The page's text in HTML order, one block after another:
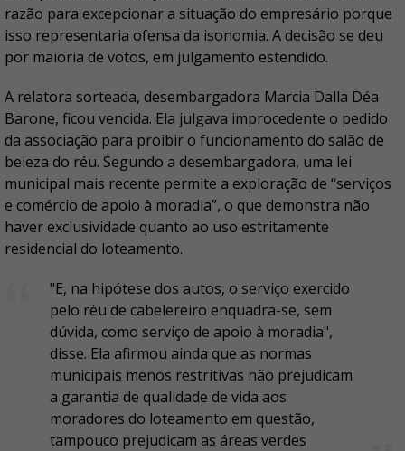
razão para excepcionar a situação do empresário porque
isso representaria ofensa da isonomia. A decisão se deu
por maioria de votos, em julgamento estendido.
A relatora sorteada, desembargadora Marcia Dalla Déa
Barone, ficou vencida. Ela julgava improcedente o pedido
da associação para proibir o funcionamento do salão de
beleza do réu. Segundo a desembargadora, uma lei
municipal mais recente permite a exploração de “serviços
e comércio de apoio à moradia”, o que demonstra não
haver exclusividade quanto ao uso estritamente
residencial do loteamento.
"E, na hipótese dos autos, o serviço exercido
pelo réu de cabelereiro enquadra-se, sem
dúvida, como serviço de apoio à moradia",
disse. Ela afirmou ainda que as normas
municipais menos restritivas não prejudicam
a garantia de qualidade de vida aos
moradores do loteamento em questão,
tampouco prejudicam as áreas verdes